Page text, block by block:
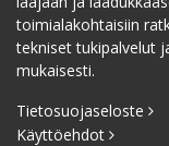
toimialakohtaisiin
tekniset tukipalvelut
mukaisesti.
Tietosuojaseloste
Käyttöehdot